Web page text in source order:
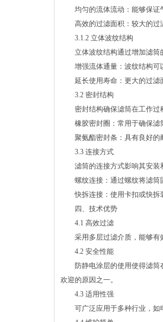
均匀的流体流动：能够保证
高效的过滤面积：较大的过
3.1.2 立体波纹结构
立体波纹结构通过增加滤筒
增强流体通量：波纹结构可
延长使用寿命：更大的过滤
3.2 密封结构
密封结构确保滤筒在工作过
橡胶密封圈：常用于确保滤
聚氨酯密封条：具有良好的
3.3 连接方式
滤筒的连接方式影响其安装
螺纹连接：通过螺纹将滤筒
快拆连接：使用卡扣或快拆
四、技术优势
4.1 高效过滤
采用多层过滤介质，能够有
4.2 安全性能
防静电涂层的使用使得滤筒在
欢迎的原因之一。
4.3 适用性强
可广泛应用于多种行业，如